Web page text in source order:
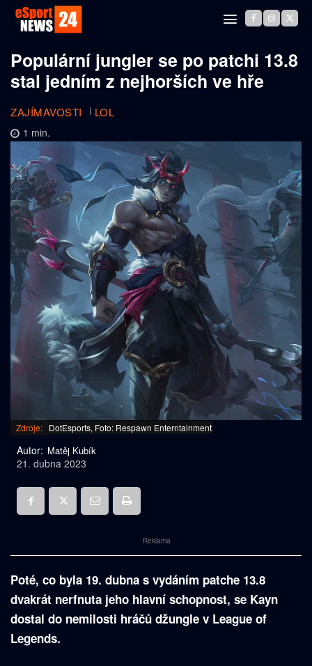
Populární jungler se po patchi 13.8
stal jedním z nejhorších ve hře
ZAJÍMAVOSTI LOL
1 min.
Zdroje: DotEsports, Foto: Respawn Enterntainment
Autor: Matěj Kubík
21. dubna 2023
Reklama
Poté, co byla 19. dubna s vydáním patche 13.8
dvakrát nerfnuta jeho hlavní schopnost, se Kayn
dostal do nemilosti hráčů džungle v League of
Legends.